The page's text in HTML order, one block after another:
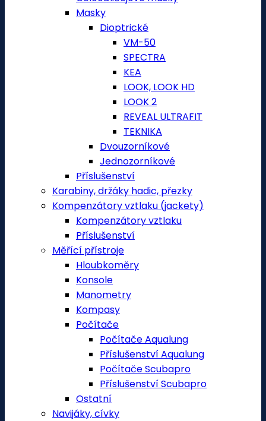
Masky
Dioptrické
VM-50
SPECTRA
KEA
LOOK, LOOK HD
LOOK 2
REVEAL ULTRAFIT
TEKNIKA
Dvouzorníkové
Jednozorníkové
Příslušenství
Karabiny, držáky hadic, přezky
Kompenzátory vztlaku (jackety)
Kompenzátory vztlaku
Příslušenství
Měřící přístroje
Hloubkoměry
Konsole
Manometry
Kompasy
Počítače
Počítače Aqualung
Příslušenství Aqualung
Počítače Scubapro
Příslušenství Scubapro
Ostatní
Navijáky, cívky